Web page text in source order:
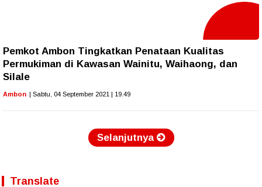
Pemkot Ambon Tingkatkan Penataan Kualitas
Permukiman di Kawasan Wainitu, Waihaong, dan
Silale
Ambon | Sabtu, 04 September 2021 | 19.49
Selanjutnya
Translate